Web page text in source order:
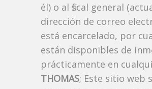
él) o al fiscal general
dirección de correo
está encarcelado, por
están disponibles de
prácticamente en
THOMAS; Este sitio web